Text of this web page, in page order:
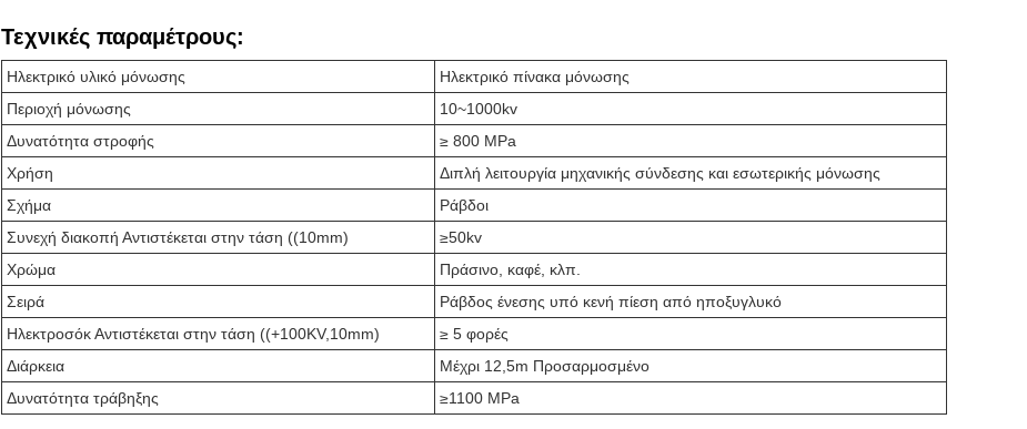
Τεχνικές παραμέτρους:
Ηλεκτρικό υλικό μόνωσης
Ηλεκτρικό πίνακα μόνωσης
Περιοχή μόνωσης
10~1000kv
Δυνατότητα στροφής
≥ 800 MPa
Χρήση
Διπλή λειτουργία μηχανικής σύνδεσης και εσωτερικής μόνωσης
Σχήμα
Ράβδοι
Συνεχή διακοπή Αντιστέκεται στην τάση ((10mm)
≥50kv
Χρώμα
Πράσινο, καφέ, κλπ.
Σειρά
Ράβδος ένεσης υπό κενή πίεση από ηποξυγλυκό
Ηλεκτροσόκ Αντιστέκεται στην τάση ((+100KV,10mm)
≥ 5 φορές
Διάρκεια
Μέχρι 12,5m Προσαρμοσμένο
Δυνατότητα τράβηξης
≥1100 MPa